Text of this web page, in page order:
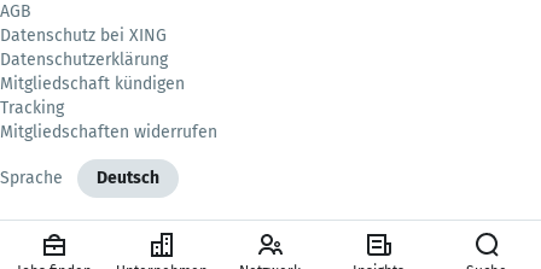
AGB
Datenschutz bei XING
Datenschutzerklärung
Mitgliedschaft kündigen
Tracking
Mitgliedschaften widerrufen
Sprache Deutsch